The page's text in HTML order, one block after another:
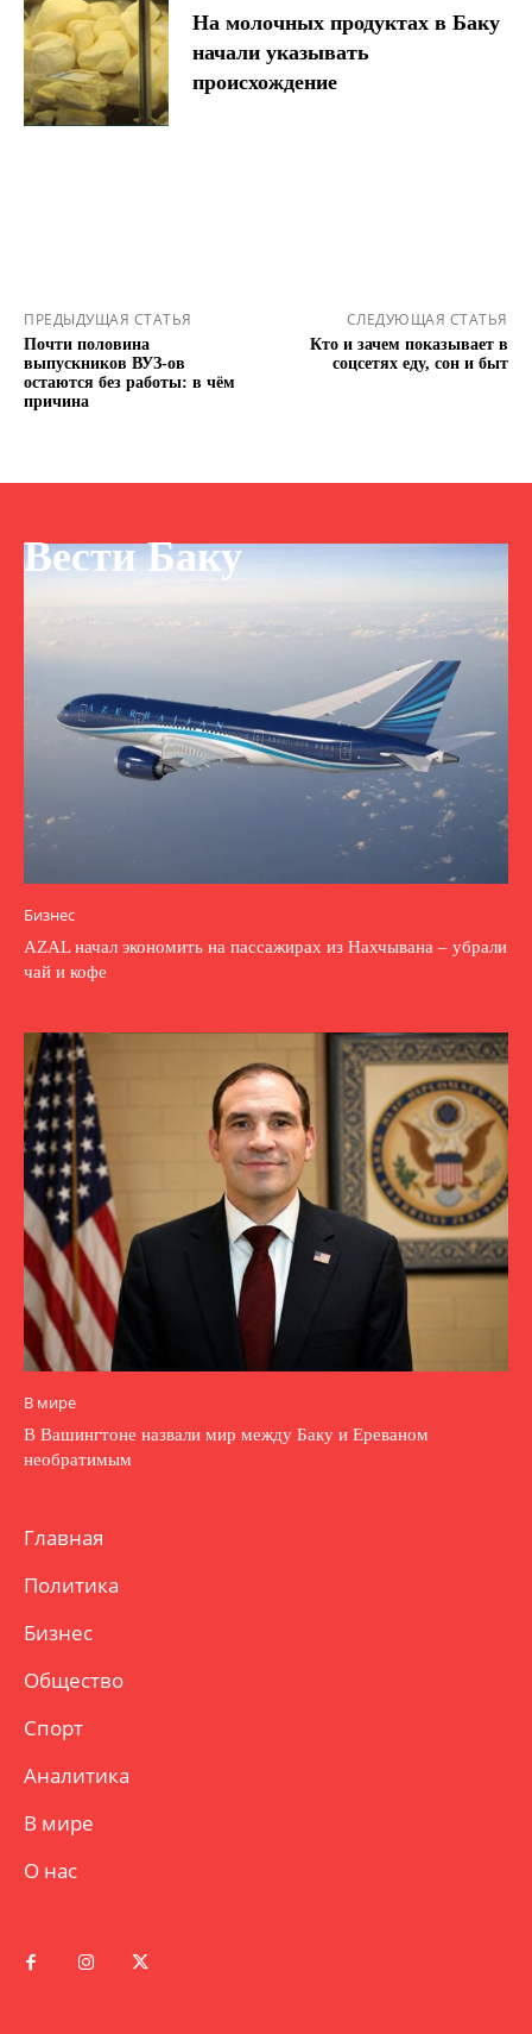
На молочных продуктах в Баку
начали указывать
происхождение
ПРЕДЫДУЩАЯ СТАТЬЯ
Почти половина
выпускников ВУЗ-ов
остаются без работы: в чём
причина
СЛЕДУЮЩАЯ СТАТЬЯ
Кто и зачем показывает в
соцсетях еду, сон и быт
Вести Баку
Бизнес
AZAL начал экономить на пассажирах из Нахчывана – убрали
чай и кофе
В мире
В Вашингтоне назвали мир между Баку и Ереваном
необратимым
Главная
Политика
Бизнес
Общество
Спорт
Аналитика
В мире
О нас